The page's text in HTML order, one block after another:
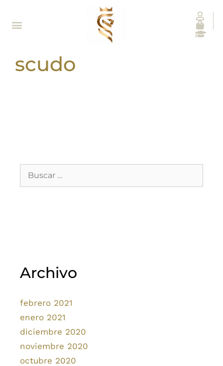
scudo
Archivo
febrero 2021
enero 2021
diciembre 2020
noviembre 2020
octubre 2020